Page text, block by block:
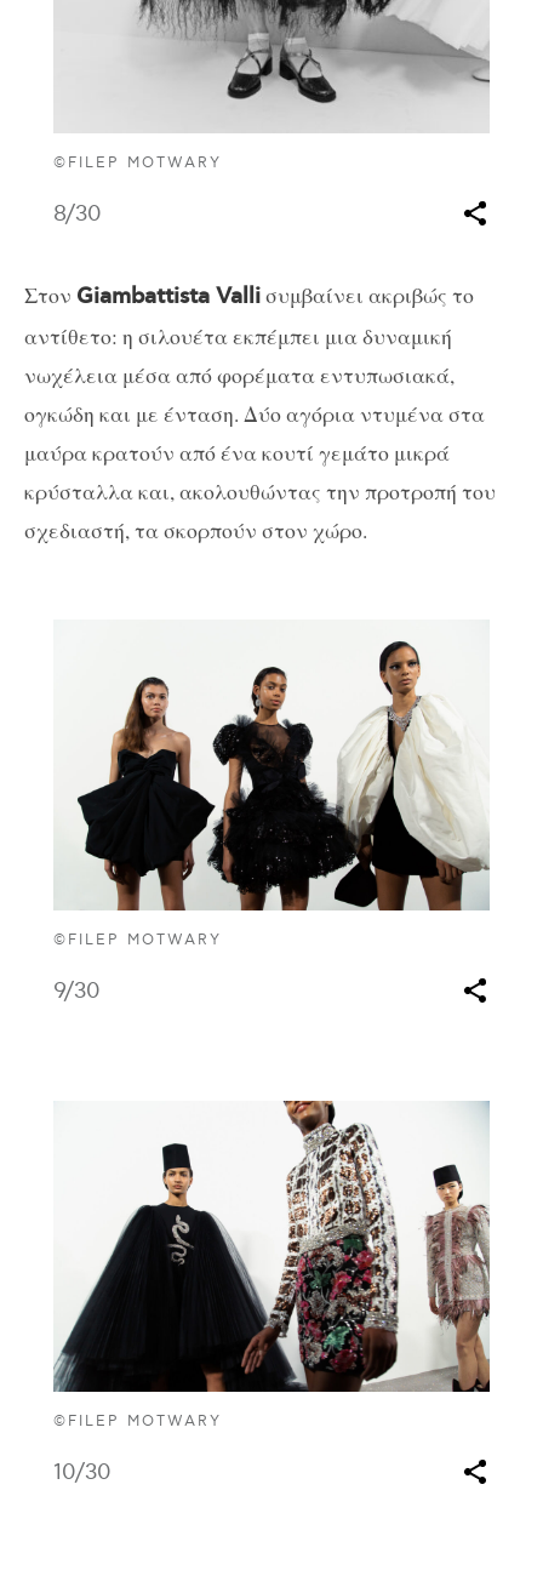
©FILEP MOTWARY
8/30
Στον Giambattista Valliσυμβαίνει ακριβώς το
αντίθετο: η σιλουέτα εκπέμπει μια δυναμική
νωχέλεια μέσα από φορέματα εντυπωσιακά,
ογκώδη και με ένταση. Δύο αγόρια ντυμένα στα
μαύρα κρατούν από ένα κουτί γεμάτο μικρά
κρύσταλλα και, ακολουθώντας την προτροπή του
σχεδιαστή, τα σκορπούν στον χώρο.
©FILEP MOTWARY
9/30
©FILEP MOTWARY
10/30